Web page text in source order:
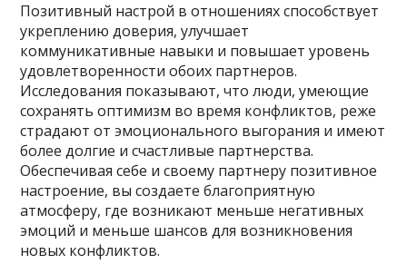
Позитивный настрой в отношениях способствует
укреплению доверия, улучшает
коммуникативные навыки и повышает уровень
удовлетворенности обоих партнеров.
Исследования показывают, что люди, умеющие
сохранять оптимизм во время конфликтов, реже
страдают от эмоционального выгорания и имеют
более долгие и счастливые партнерства.
Обеспечивая себе и своему партнеру позитивное
настроение, вы создаете благоприятную
атмосферу, где возникают меньше негативных
эмоций и меньше шансов для возникновения
новых конфликтов.